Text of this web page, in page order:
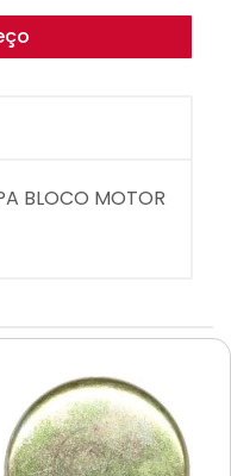
BLOCO MOTOR